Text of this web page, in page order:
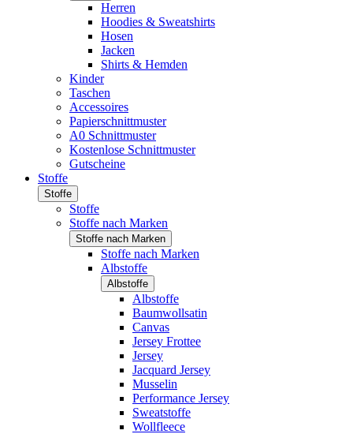
Herren
Hoodies & Sweatshirts
Hosen
Jacken
Shirts & Hemden
Kinder
Taschen
Accessoires
Papierschnittmuster
A0 Schnittmuster
Kostenlose Schnittmuster
Gutscheine
Stoffe
Stoffe
Stoffe
Stoffe nach Marken
Stoffe nach Marken
Stoffe nach Marken
Albstoffe
Albstoffe
Albstoffe
Baumwollsatin
Canvas
Jersey Frottee
Jersey
Jacquard Jersey
Musselin
Performance Jersey
Sweatstoffe
Wollfleece